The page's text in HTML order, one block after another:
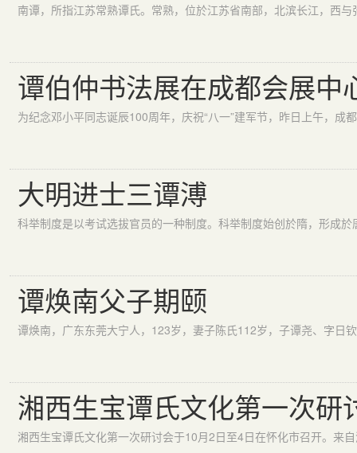
谭伯仲书法展在成都会展中
大明进士三谭溥
谭焕南父子期颐
湘西生宝谭氏文化第一次研